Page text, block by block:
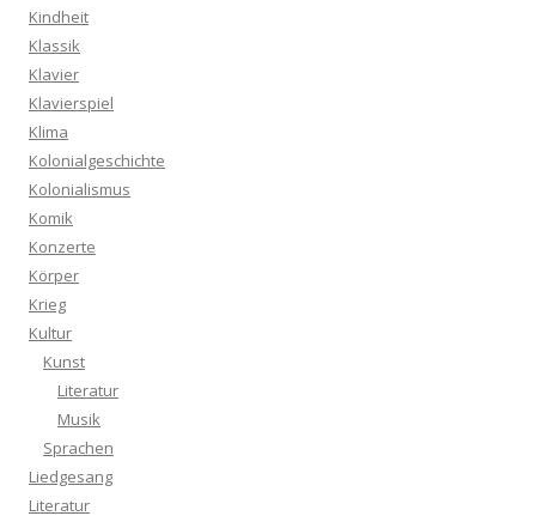
Kindheit
Klassik
Klavier
Klavierspiel
Klima
Kolonialgeschichte
Kolonialismus
Komik
Konzerte
Körper
Krieg
Kultur
Kunst
Literatur
Musik
Sprachen
Liedgesang
Literatur